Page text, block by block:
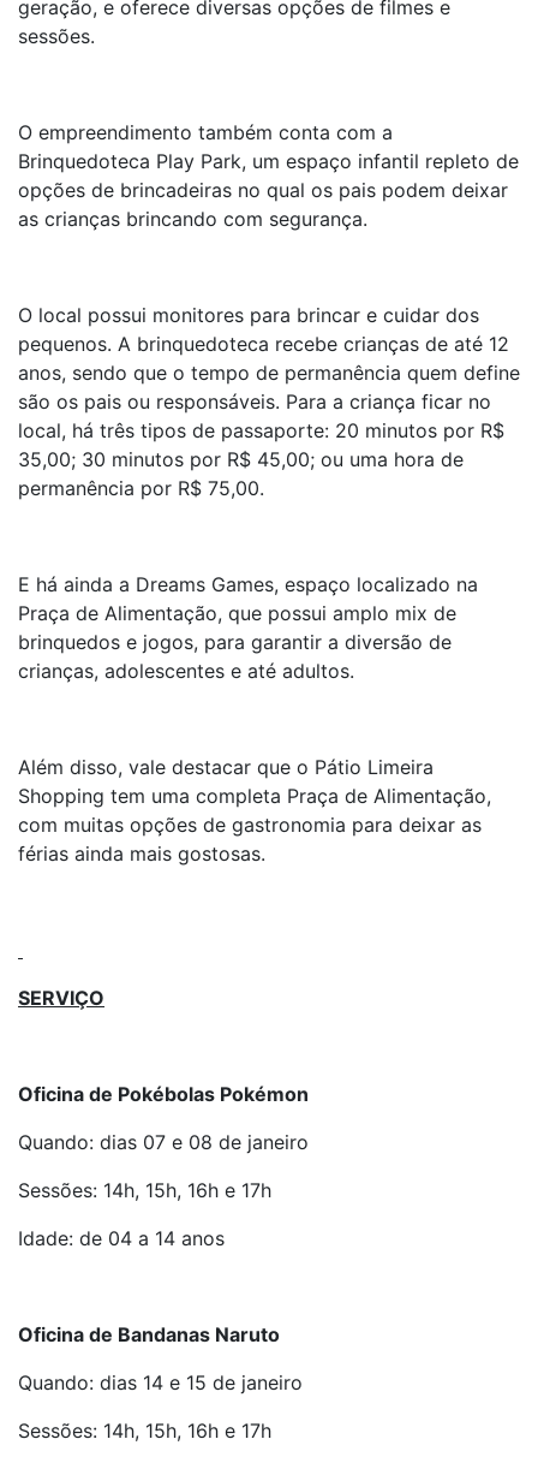
geração, e oferece diversas opções de filmes e
sessões.
O empreendimento também conta com a
Brinquedoteca Play Park, um espaço infantil repleto de
opções de brincadeiras no qual os pais podem deixar
as crianças brincando com segurança.
O local possui monitores para brincar e cuidar dos
pequenos. A brinquedoteca recebe crianças de até 12
anos, sendo que o tempo de permanência quem define
são os pais ou responsáveis. Para a criança ficar no
local, há três tipos de passaporte: 20 minutos por R$
35,00; 30 minutos por R$ 45,00; ou uma hora de
permanência por R$ 75,00.
E há ainda a Dreams Games, espaço localizado na
Praça de Alimentação, que possui amplo mix de
brinquedos e jogos, para garantir a diversão de
crianças, adolescentes e até adultos.
Além disso, vale destacar que o Pátio Limeira
Shopping tem uma completa Praça de Alimentação,
com muitas opções de gastronomia para deixar as
férias ainda mais gostosas.
SERVIÇO
Oficina de Pokébolas Pokémon
Quando: dias 07 e 08 de janeiro
Sessões: 14h, 15h, 16h e 17h
Idade: de 04 a 14 anos
Oficina de Bandanas Naruto
Quando: dias 14 e 15 de janeiro
Sessões: 14h, 15h, 16h e 17h